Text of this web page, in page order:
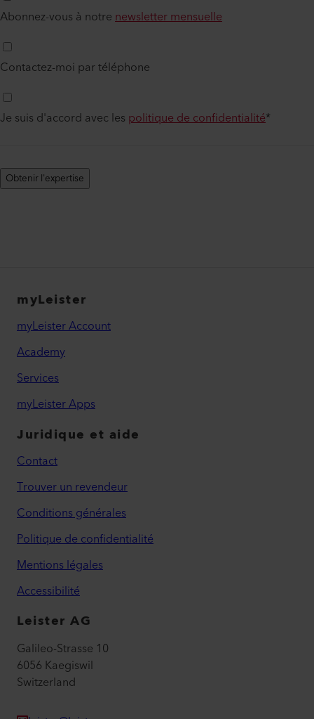
Abonnez-vous à notrenewsletter mensuelle
Contactez-moi par téléphone
Je suis d'accord avec les politique de confidentialité*
Obtenir l'expertise
myLeister
myLeister Account
Academy
Services
myLeister Apps
Juridique et aide
Contact
Trouver un revendeur
Conditions générales
Politique de confidentialité
Mentions légales
Accessibilité
Leister AG
Galileo-Strasse 10
6056 Kaegiswil
Switzerland